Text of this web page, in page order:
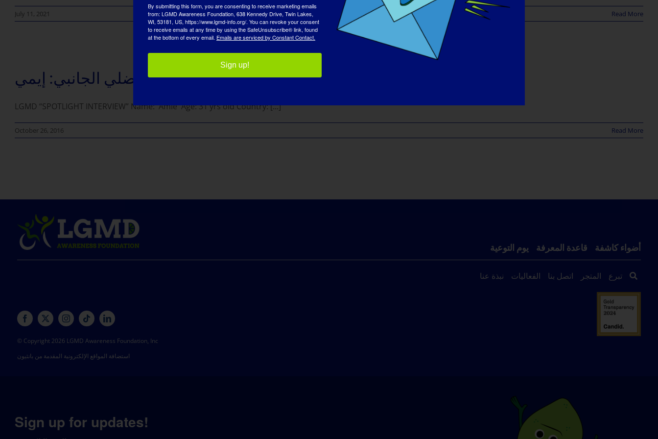
July 11, 2021 Read More
الأفراد الذين يعانون من مرض التصلب اللمفاوي العضلي الجانبي: إيمي
LGMD “SPOTLIGHT INTERVIEW” Name: Amie Age: 31 yrs old Country: [...]
October 26, 2016 Read More
يوم التوعية قاعدة المعرفة أضواء كاشفة
نبذة عنا الفعاليات اتصل بنا المتجر تبرع
© Copyright 2026 LGMD Awareness Foundation, Inc
استضافة المواقع الإلكترونية المقدمة من بانثيون
Sign up for updates!
By submitting this form, you are consenting to receive marketing emails
from: LGMD Awareness Foundation, 638 Kennedy Drive, Twin Lakes,
WI, 53181, US, https://www.lgmd-info.org/. You can revoke your consent
to receive emails at any time by using the SafeUnsubscribe® link, found
at the bottom of every email. Emails are serviced by Constant Contact.
Sign up!